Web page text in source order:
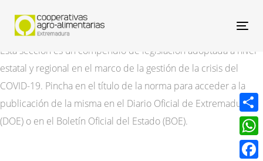
Esta sección es un compendio de legislación adoptada a nivel
estatal y regional en el marco de la gestión de la crisis del
COVID-19. Pincha en el título de la norma para acceder a la
publicación de la misma en el Diario Oficial de Extremadura
(DOE) o en el Boletín Oficial del Estado (BOE).